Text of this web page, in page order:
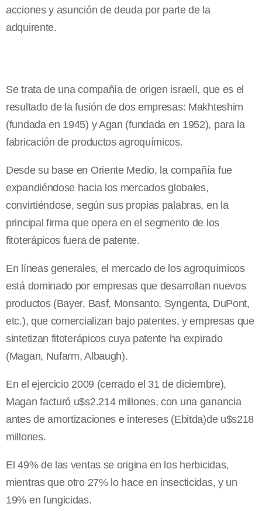
acciones y asunción de deuda por parte de la
adquirente.
Se trata de una compañía de origen israelí, que es el
resultado de la fusión de dos empresas: Makhteshim
(fundada en 1945) y Agan (fundada en 1952), para la
fabricación de productos agroquímicos.
Desde su base en Oriente Medio, la compañía fue
expandiéndose hacia los mercados globales,
convirtiéndose, según sus propias palabras, en la
principal firma que opera en el segmento de los
fitoterápicos fuera de patente.
En líneas generales, el mercado de los agroquímicos
está dominado por empresas que desarrollan nuevos
productos (Bayer, Basf, Monsanto, Syngenta, DuPont,
etc.), que comercializan bajo patentes, y empresas que
sintetizan fitoterápicos cuya patente ha expirado
(Magan, Nufarm, Albaugh).
En el ejercicio 2009 (cerrado el 31 de diciembre),
Magan facturó u$s2.214 millones, con una ganancia
antes de amortizaciones e intereses (Ebitda)de u$s218
millones.
El 49% de las ventas se origina en los herbicidas,
mientras que otro 27% lo hace en insecticidas, y un
19% en fungicidas.